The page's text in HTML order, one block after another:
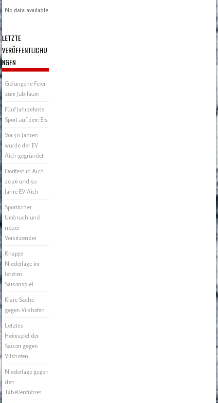
No data available in table
LETZTE
VERÖFFENTLICHU
NGEN
Gelungene Feier
zum Jubiläum
Fünf Jahrzehnte
Sport auf dem Eis
Vor 50 Jahren
wurde der EV
Aich gegründet
Dorffest in Aich
2026 und 50
Jahre EV Aich
Sportlicher
Umbruch und
neuer
Vorsitzender
Knappe
Niederlage im
letzten
Saisonspiel
Klare Sache
gegen Vilshofen
Letztes
Heimspiel der
Saison gegen
Vilshofen
Niederlage gegen
den
Tabellenführer